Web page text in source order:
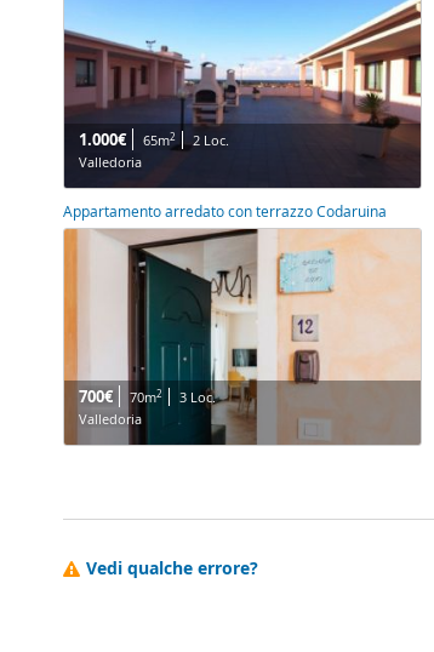
1.000€ 65m2
2 Loc.
Valledoria
Appartamento arredato con terrazzo Codaruina
700€ 70m2
3 Loc.
Valledoria
Vedi qualche errore?